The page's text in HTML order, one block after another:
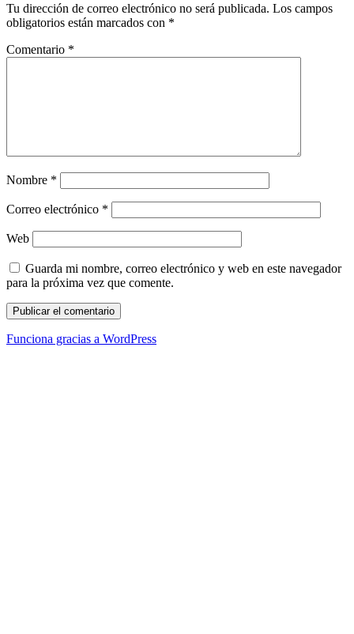
Tu dirección de correo electrónico no será publicada. Los campos
obligatorios están marcados con *
Comentario *
Nombre *
Correo electrónico *
Web
Guarda mi nombre, correo electrónico y web en este navegador
para la próxima vez que comente.
Funciona gracias a WordPress